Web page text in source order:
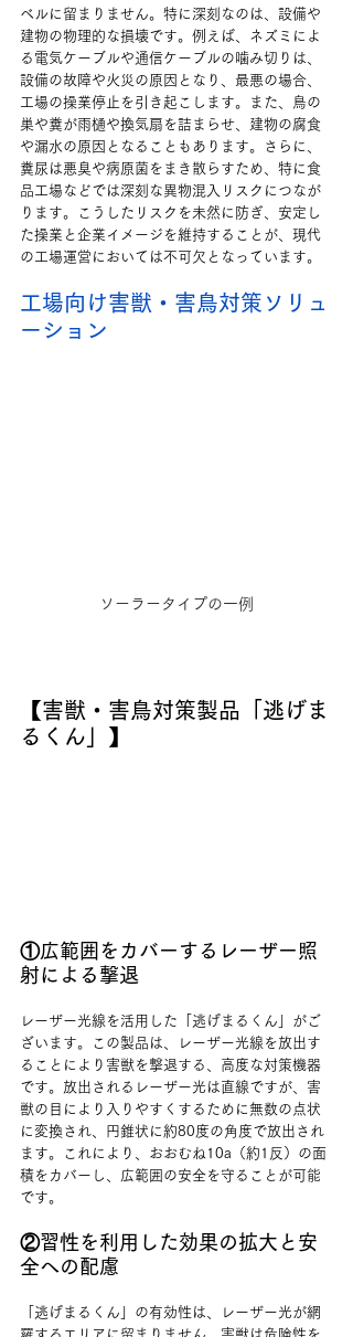
ベルに留まりません。特に深刻なのは、設備や
建物の物理的な損壊です。例えば、ネズミによ
る電気ケーブルや通信ケーブルの噛み切りは、
設備の故障や火災の原因となり、最悪の場合、
工場の操業停止を引き起こします。また、鳥の
巣や糞が雨樋や換気扇を詰まらせ、建物の腐食
や漏水の原因となることもあります。さらに、
糞尿は悪臭や病原菌をまき散らすため、特に食
品工場などでは深刻な異物混入リスクにつなが
ります。こうしたリスクを未然に防ぎ、安定し
た操業と企業イメージを維持することが、現代
の工場運営においては不可欠となっています。
工場向け害獣・害鳥対策ソリュ
ーション
ソーラータイプの一例
【害獣・害鳥対策製品「逃げま
るくん」】
①広範囲をカバーするレーザー照
射による撃退
レーザー光線を活用した「逃げまるくん」がご
ざいます。この製品は、レーザー光線を放出す
ることにより害獣を撃退する、高度な対策機器
です。放出されるレーザー光は直線ですが、害
獣の目により入りやすくするために無数の点状
に変換され、円錐状に約80度の角度で放出され
ます。これにより、おおむね10a（約1反）の面
積をカバーし、広範囲の安全を守ることが可能
です。
②習性を利用した効果の拡大と安
全への配慮
「逃げまるくん」の有効性は、レーザー光が網